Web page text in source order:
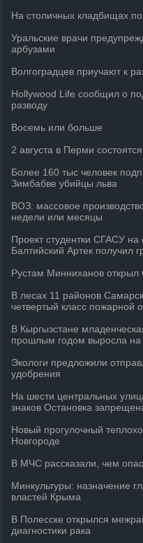
На столичных кладбищах
Уральские врачи
арбузами
Волгоградцев приучают к
Hollywood Life сообщил о
разводу
Восемь или больше
2 августа в Перми
Более 160 тыс человек
Зимбабве убийцы льва
ВОЗ: массовое
недели или месяцы
Проект студентки СГАСУ
Балтийский Артек получил
Рустам Минниханов открыл
В лесах 11 районов
четвертый класс пожарной
В Кыргызстане
прошлым годом выросла на
Экологи предложили
удобрения
На шести центральных
знаков Остановка
Новый прогулочный
Новгороде
В МЧС рассказали, чем
Минкультуры: назначение
властей Крыма
В Полесске открылся
диагностики рака